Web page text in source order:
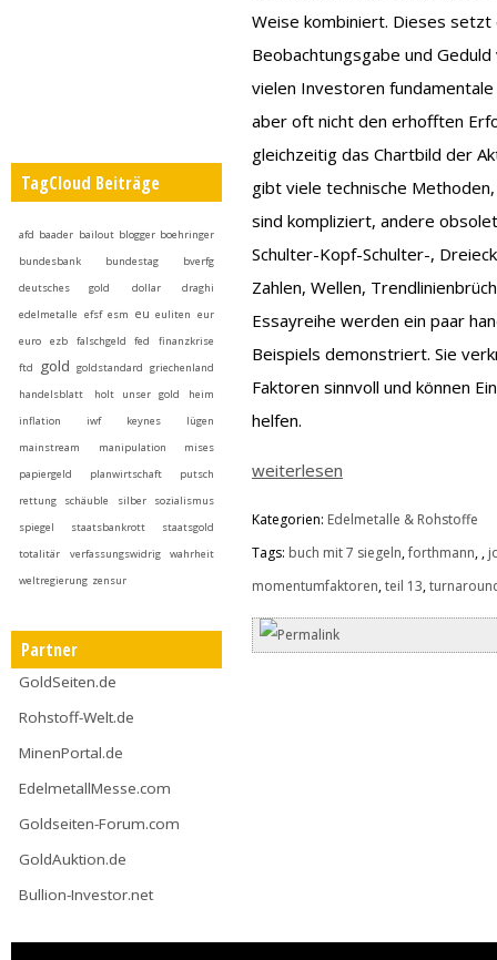
TagCloud Beiträge
afd baader bailout blogger boehringer
bundesbank
bundestag
bverfg
deutsches gold
dollar
draghi
edelmetalle efsf esm eu euliten eur
euro
ezb falschgeld fed
finanzkrise
ftd
gold goldstandard griechenland
handelsblatt
holt unser gold heim
inflation
iwf keynes
lügen
mainstream
manipulation
mises
papiergeld
planwirtschaft
putsch
rettung
schäuble silber
sozialismus
spiegel
staatsbankrott
staatsgold
totalitär
verfassungswidrig
wahrheit
weltregierung zensur
Partner
GoldSeiten.de
Rohstoff-Welt.de
MinenPortal.de
EdelmetallMesse.com
Goldseiten-Forum.com
GoldAuktion.de
Bullion-Investor.net
Weise kombiniert. Dieses
Beobachtungsgabe und
vielen Investoren
aber oft nicht den erhofften
gleichzeitig das Chartbild der
gibt viele technische
sind kompliziert, andere
Schulter-Kopf-Schulter-,
Zahlen, Wellen,
Essayreihe werden ein paar
Beispiels demonstriert. Sie
Faktoren sinnvoll und können
helfen.
weiterlesen
Kategorien: Edelmetalle & Rohstoffe
Tags: buch mit 7 siegeln,forthmann, ,
momentumfaktoren,teil 13,